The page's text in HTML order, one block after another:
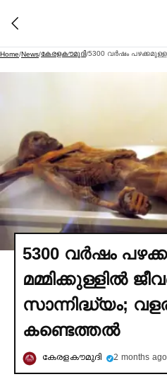
Home/News/കേരളകൗമുദി/
5300 വര്‍ഷം
മമ്മിക്കുള്ളില്‍
സാന്നിദ്ധ്യം;
കണ്ടെത്തല്‍
കേരളകൗമുദി 2 months ago